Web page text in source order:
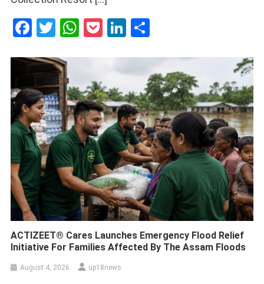
Facebook
Twitter
WhatsApp
PocketLinkedIn
ACTIZEET® Cares Launches Emergency Flood Relief
Initiative For Families Affected By The Assam Floods
August 4, 2026 up18news